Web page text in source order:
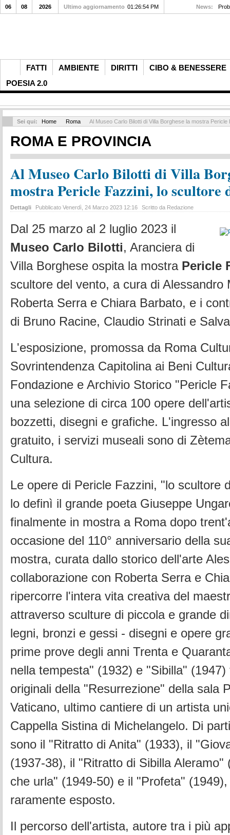
FATTI AMBIENTE DIRITTI
CIBO & BENESSERE
POESIA 2.0
06 08 2026 Ultimo aggiornamento 01:26:54 PM News:
Sei qui: Home Roma Al Museo Carlo Bilotti di Villa Borghese la mostra
ROMA E PROVINCIA
Al Museo Carlo Bilotti di Villa
mostra Pericle Fazzini, lo scultore
Dettagli Pubblicato Venerdì, 24 Marzo 2023 12:16 Scritto da Redazione
Dal 25 marzo al 2 luglio 2023 il
Museo Carlo Bilotti, Aranciera di
Villa Borghese ospita la mostra Pericle
scultore del vento, a cura di Alessandro
Roberta Serra e Chiara Barbato, e i
di Bruno Racine, Claudio Strinati e
L'esposizione, promossa da Roma
Sovrintendenza Capitolina ai Beni
Fondazione e Archivio Storico "Pericle
una selezione di circa 100 opere
bozzetti, disegni e grafiche. L'ingresso
gratuito, i servizi museali sono di
Cultura.
Le opere di Pericle Fazzini, "lo scultore
lo definì il grande poeta Giuseppe
finalmente in mostra a Roma dopo
occasione del 110° anniversario della
mostra, curata dallo storico dell'arte
collaborazione con Roberta Serra e
ripercorre l'intera vita creativa del
attraverso sculture di piccola e grande
legni, bronzi e gessi - disegni e opere
prime prove degli anni Trenta e
nella tempesta" (1932) e "Sibilla"
originali della "Resurrezione" della sala
Vaticano, ultimo cantiere di un artista
Cappella Sistina di Michelangelo. Di
sono il "Ritratto di Anita" (1933), il
(1937-38), il "Ritratto di Sibilla Aleramo"
che urla" (1949-50) e il "Profeta"
raramente esposto.
Il percorso dell'artista, autore tra i più